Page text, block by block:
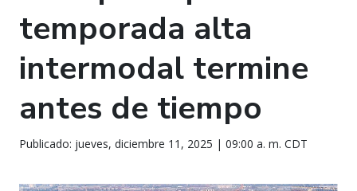
temporada alta
intermodal termine
antes de tiempo
Publicado: jueves, diciembre 11, 2025 | 09:00 a. m. CDT